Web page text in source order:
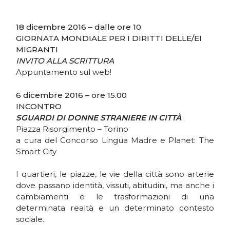
18 dicembre 2016 – dalle ore 10
GIORNATA MONDIALE PER I DIRITTI DELLE/EI
MIGRANTI
INVITO ALLA SCRITTURA
Appuntamento sul web!
6 dicembre 2016 – ore 15.00
INCONTRO
SGUARDI DI DONNE STRANIERE IN CITTÀ
Piazza Risorgimento – Torino
a cura del Concorso Lingua Madre e Planet: The
Smart City
I quartieri, le piazze, le vie della città sono arterie
dove passano identità, vissuti, abitudini, ma anche i
cambiamenti e le trasformazioni di una
determinata realtà e un determinato contesto
sociale.